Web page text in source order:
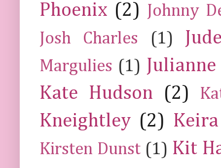
Phoenix (2) Johnny
Josh Charles
(1)
Margulies (1)
Kate Hudson
(2)
Kneightley (2)
Kirsten Dunst (1) Kit